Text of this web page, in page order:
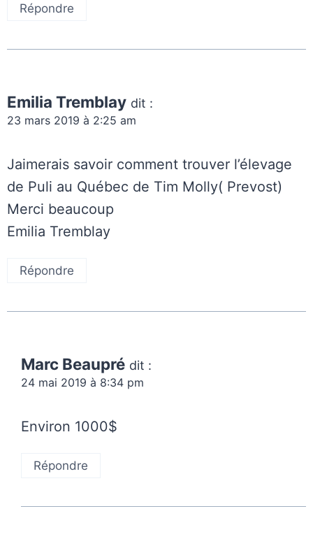
Répondre
Emilia Tremblay dit :
23 mars 2019 à 2:25 am
Jaimerais savoir comment trouver l’élevage
de Puli au Québec de Tim Molly( Prevost)
Merci beaucoup
Emilia Tremblay
Répondre
Marc Beaupré dit :
24 mai 2019 à 8:34 pm
Environ 1000$
Répondre